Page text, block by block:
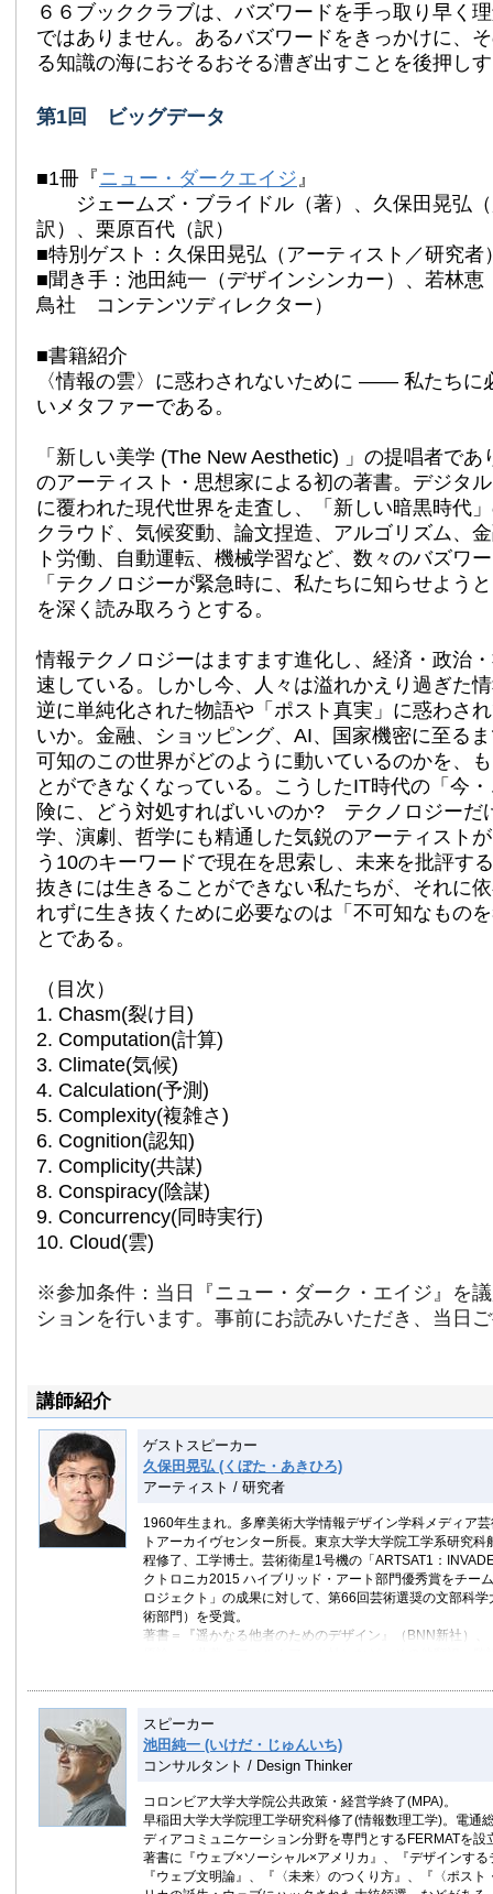
６６ブッククラブは、バズワードを手っ取り早く
ではありません。あるバズワードをきっかけに、
る知識の海におそるおそる漕ぎ出すことを後押し
第1回 ビッグデータ
■1冊『ニュー・ダークエイジ』
ジェームズ・ブライドル（著）、久保田晃弘
訳）、栗原百代（訳）
■特別ゲスト：久保田晃弘（アーティスト／研究者
■聞き手：池田純一（デザインシンカー）、若林恵
鳥社 コンテンツディレクター）
■書籍紹介
〈情報の雲〉に惑わされないために —— 私たちに
いメタファーである。
「新しい美学 (The New Aesthetic) 」の提唱者であ
のアーティスト・思想家による初の著書。デジタ
に覆われた現代世界を走査し、「新しい暗黒時代
クラウド、気候変動、論文捏造、アルゴリズム、
ト労働、自動運転、機械学習など、数々のバズワ
「テクノロジーが緊急時に、私たちに知らせよう
を深く読み取ろうとする。
情報テクノロジーはますます進化し、経済・政治
速している。しかし今、人々は溢れかえり過ぎた
逆に単純化された物語や「ポスト真実」に惑わさ
いか。金融、ショッピング、AI、国家機密に至る
可知のこの世界がどのように動いているのかを、
とができなくなっている。こうしたIT時代の「今
険に、どう対処すればいいのか? テクノロジーだ
学、演劇、哲学にも精通した気鋭のアーティスト
う10のキーワードで現在を思索し、未来を批評す
抜きには生きることができない私たちが、それに
れずに生き抜くために必要なのは「不可知なもの
とである。
（目次）
1. Chasm(裂け目)
2. Computation(計算)
3. Climate(気候)
4. Calculation(予測)
5. Complexity(複雑さ)
6. Cognition(認知)
7. Complicity(共謀)
8. Conspiracy(陰謀)
9. Concurrency(同時実行)
10. Cloud(雲)
※参加条件：当日『ニュー・ダーク・エイジ』を
ションを行います。事前にお読みいただき、当日
講師紹介
ゲストスピーカー
久保田晃弘 (くぼた・あきひろ)
アーティスト / 研究者
1960年生まれ。多摩美術大学情報デザイン学科メディア
トアーカイヴセンター所長。東京大学大学院工学系研究科
程修了、工学博士。芸術衛星1号機の「ARTSAT1：
クトロニカ2015 ハイブリッド・アート部門優秀賞をチー
ロジェクト」の成果に対して、第66回芸術選奨の文部科
術部門）を受賞。
著書＝『遥かなる他者のためのデザイン』（BNN新社）、
スピーカー
池田純一 (いけだ・じゅんいち)
コンサルタント / Design Thinker
コロンビア大学大学院公共政策・経営学終了(MPA)。
早稲田大学大学院理工学研究科修了(情報数理工学)。電通
ディアコミュニケーション分野を専門とするFERMATを設
著書に『ウェブ×ソーシャル×アメリカ』、『デザインする
『ウェブ文明論』、『〈未来〉のつくり方』、『〈ポスト